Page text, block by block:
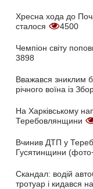
Хресна хода до
сталося
4500
Чемпіон світу
3898
Вважався зниклим
річного воїна із
На Харківському
Теребовлянщини
Вчинив ДТП у
Гусятинщини
Скандал: водій
тротуар і кидався